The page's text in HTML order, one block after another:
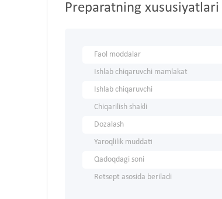
Preparatning xususiyatlari
Faol moddalar
Ishlab chiqaruvchi mamlakat
Ishlab chiqaruvchi
Chiqarilish shakli
Dozalash
Yaroqlilik muddati
Qadoqdagi soni
Retsept asosida beriladi